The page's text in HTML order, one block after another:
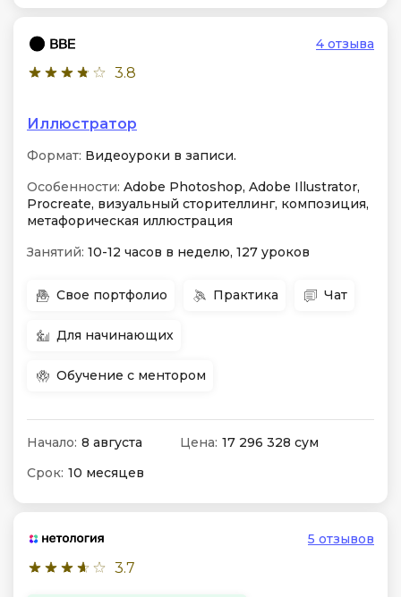
3.8
4 отзыва
Иллюстратор
Формат: Видеоуроки в записи.
Особенности: Adobe Photoshop, Adobe Illustrator,
Procreate, визуальный сторителлинг, композиция,
метафорическая иллюстрация
Занятий: 10-12 часов в неделю, 127 уроков
Свое портфолио Практика Чат
Для начинающих
Обучение с ментором
Начало: 8 августа Цена: 17 296 328 сум
Срок: 10 месяцев
3.7
5 отзывов